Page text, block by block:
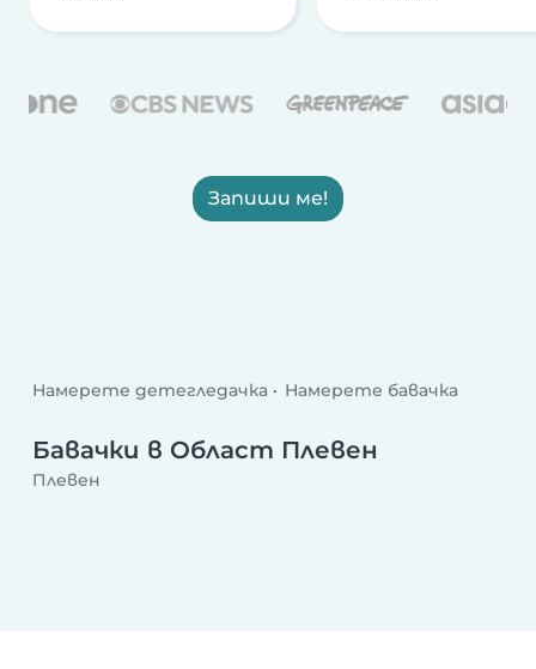
Запиши ме!
Намерете детегледачка Намерете бавачка
Бавачки в Област Плевен
Плевен